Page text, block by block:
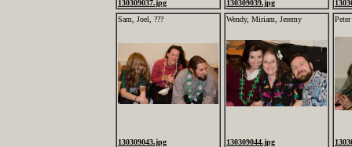
130309037.jpg 130309039.jpg
Sam, Joel, ???
130309043.jpg
Wendy, Miriam, Jeremy
130309044.jpg